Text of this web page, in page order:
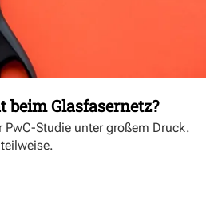
beim Glasfasernetz?
PwC-Studie unter großem Druck.